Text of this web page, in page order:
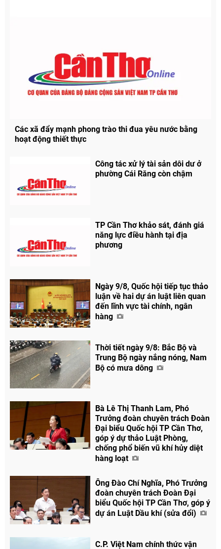
Các xã đẩy mạnh phong trào thi đua yêu nước bằng
hoạt động thiết thực
Công tác xử lý tài sản dôi dư ở
phường Cái Răng còn chậm
TP Cần Thơ khảo sát, đánh giá
năng lực điều hành tại địa
phương
Ngày 9/8, Quốc hội tiếp tục thảo
luận về hai dự án luật liên quan
đến lĩnh vực tài chính, ngân
hàng
Thời tiết ngày 9/8: Bắc Bộ và
Trung Bộ ngày nắng nóng, Nam
Bộ có mưa dông
Bà Lê Thị Thanh Lam, Phó
Trưởng đoàn chuyên trách Đoàn
Đại biểu Quốc hội TP Cần Thơ,
góp ý dự thảo Luật Phòng,
chống phổ biến vũ khí hủy diệt
hàng loạt
Ông Đào Chí Nghĩa, Phó Trưởng
đoàn chuyên trách Đoàn Đại
biểu Quốc hội TP Cần Thơ, góp ý
dự án Luật Dầu khí (sửa đổi)
C.P. Việt Nam chính thức vận